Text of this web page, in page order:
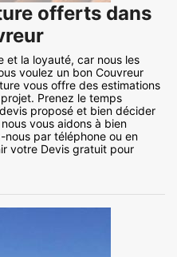
offerts dans
et la loyauté, car nous les
voulez un bon Couvreur
vous offre des estimations
Prenez le temps
proposé et bien décider
vous aidons à bien
par téléphone ou en
votre Devis gratuit pour